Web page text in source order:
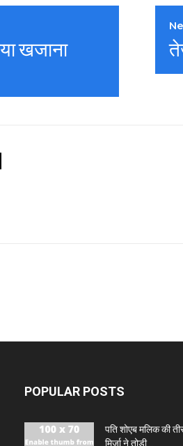
खजाना
POPULAR POSTS
पति शोएब मलिक की
मिर्जा ने तोड़ी...